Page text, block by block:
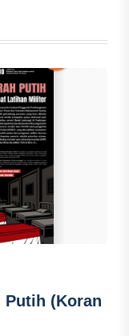
Putih (Koran